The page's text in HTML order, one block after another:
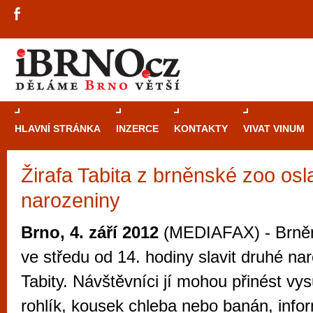
HLAVNÍ STRÁNKA INZERCE KONTAKTY VIVAT VINUM
Žirafa Tabita z brněnské zoo
narozeniny
Brno, 4. září 2012 (MEDIAFAX) -
ve středu od 14. hodiny slavit druhé
Tabity. Návštěvníci jí mohou přinést
rohlík, kousek chleba nebo banán,
Průvodce
Brno je
zajímavé
restaurace,
Mimo jiné je ale také místem, kde si